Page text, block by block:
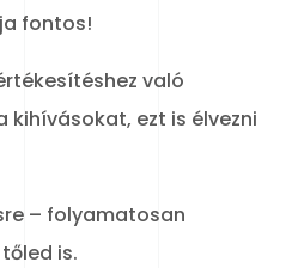
fontos!
való
kihívásokat, ezt is élvezni
– folyamatosan
is.